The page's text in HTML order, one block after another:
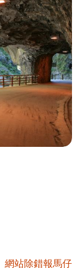
網站除錯報馬仔